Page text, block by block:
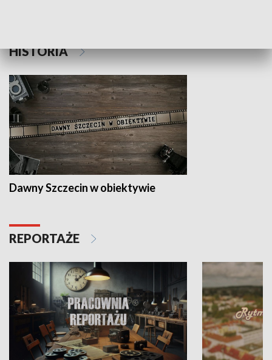
HISTORIA
Dawny Szczecin w obiektywie
REPORTAŻE